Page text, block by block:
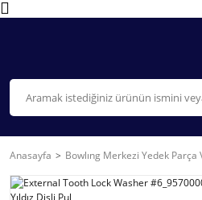
Anasayfa Bowlıng Merkezi Yedek